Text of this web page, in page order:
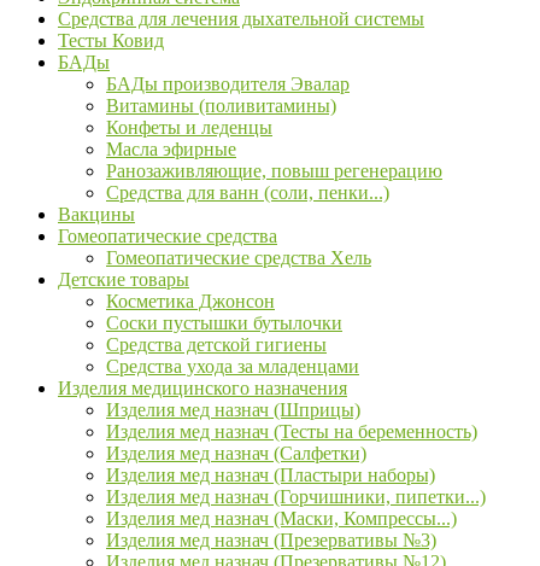
Средства для лечения дыхательной системы
Тесты Ковид
БАДы
БАДы производителя Эвалар
Витамины (поливитамины)
Конфеты и леденцы
Масла эфирные
Ранозаживляющие, повыш регенерацию
Средства для ванн (соли, пенки...)
Вакцины
Гомеопатические средства
Гомеопатические средства Хель
Детские товары
Косметика Джонсон
Соски пустышки бутылочки
Средства детской гигиены
Средства ухода за младенцами
Изделия медицинского назначения
Изделия мед назнач (Шприцы)
Изделия мед назнач (Тесты на беременность)
Изделия мед назнач (Салфетки)
Изделия мед назнач (Пластыри наборы)
Изделия мед назнач (Горчишники, пипетки...)
Изделия мед назнач (Маски, Компрессы...)
Изделия мед назнач (Презервативы №3)